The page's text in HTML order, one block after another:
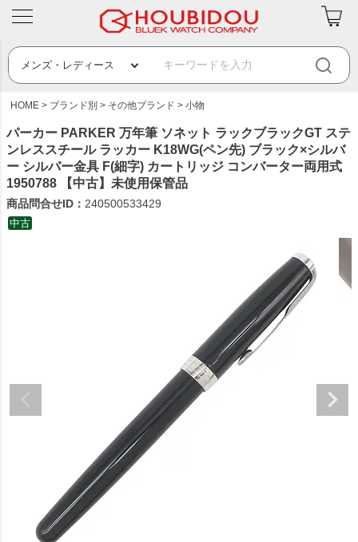
HOME ブランド別 その他ブランド 小物
パーカー PARKER 万年筆 ソネット ラックブラックGT ステ
ンレススチール ラッカー K18WG(ペン先) ブラック×シルバ
ー シルバー金具 F(細字) カートリッジ コンバーター両用式
1950788 【中古】未使用保管品
商品問合せID： 240500533429
中古